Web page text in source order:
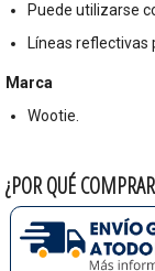
Puede utilizarse
Líneas reflectivas
Marca
Wootie.
¿POR QUÉ